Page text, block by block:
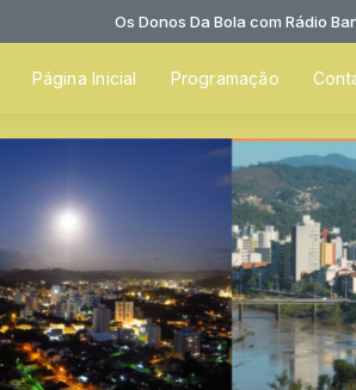
Os Donos Da Bola com Rádio
Página Inicial Programação